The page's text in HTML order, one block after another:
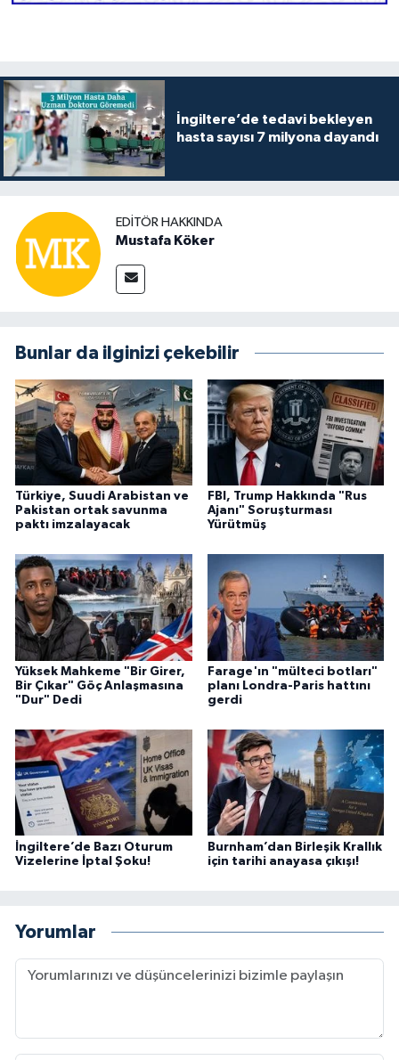
İngiltere’de tedavi bekleyen
hasta sayısı 7 milyona dayandı
EDITÖR HAKKINDA
Mustafa Köker
Bunlar da ilginizi çekebilir
Türkiye, Suudi Arabistan ve
Pakistan ortak savunma
paktı imzalayacak
FBI, Trump Hakkında "Rus
Ajanı" Soruşturması
Yürütmüş
Yüksek Mahkeme "Bir Girer,
Bir Çıkar" Göç Anlaşmasına
"Dur" Dedi
Farage'ın "mülteci botları"
planı Londra-Paris hattını
gerdi
İngiltere’de Bazı Oturum
Vizelerine İptal Şoku!
Burnham’dan Birleşik Krallık
için tarihi anayasa çıkışı!
Yorumlar